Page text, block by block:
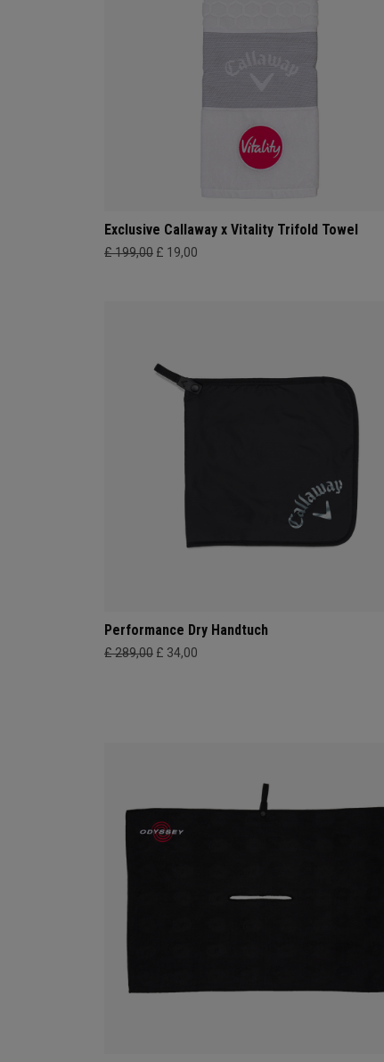
Exclusive Callaway x Vitality Trifold Towel
£ 199,00 £ 19,00
Performance Dry Handtuch
£ 289,00 £ 34,00